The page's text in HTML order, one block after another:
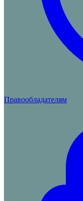
Правообладателям